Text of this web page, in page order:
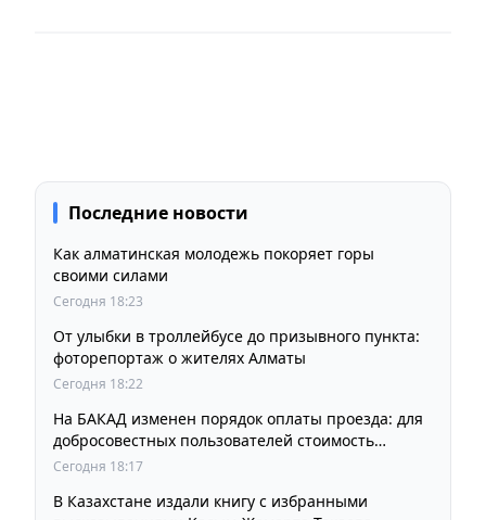
Последние новости
Как алматинская молодежь покоряет горы
своими силами
Сегодня 18:23
От улыбки в троллейбусе до призывного пункта:
фоторепортаж о жителях Алматы
Сегодня 18:22
На БАКАД изменен порядок оплаты проезда: для
добросовестных пользователей стоимость
остается прежней
Сегодня 18:17
В Казахстане издали книгу с избранными